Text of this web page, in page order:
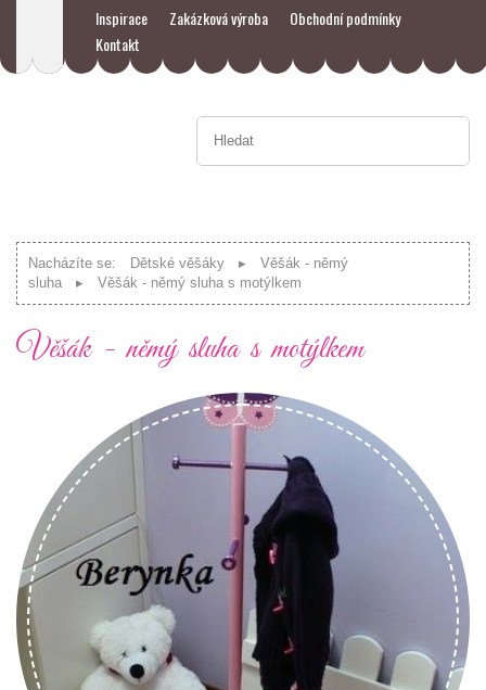
Inspirace Zakázková výroba
Obchodní podmínky
Kontakt
Nacházíte se: Dětské věšáky
Věšák - němý
sluha
Věšák - němý sluha s motýlkem
Věšák - němý sluha s motýlkem